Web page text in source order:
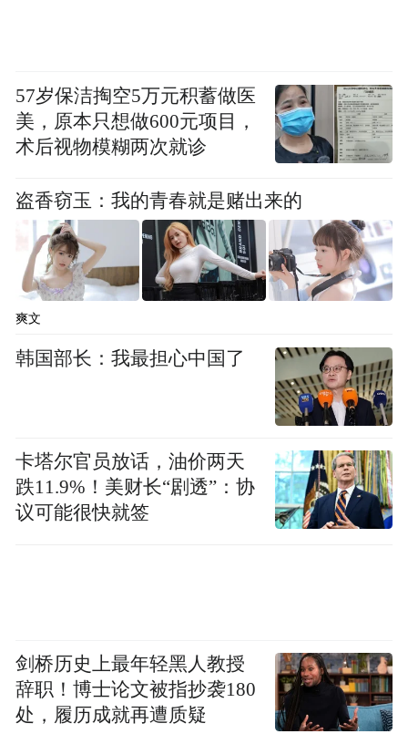
57岁保洁掏空5万元积蓄做医
美，原本只想做600元项目，
术后视物模糊两次就诊
盗香窃玉：我的青春就是赌出来的
爽文
韩国部长：我最担心中国了
卡塔尔官员放话，油价两天
跌11.9%！美财长“剧透”：协
议可能很快就签
剑桥历史上最年轻黑人教授
辞职！博士论文被指抄袭180
处，履历成就再遭质疑